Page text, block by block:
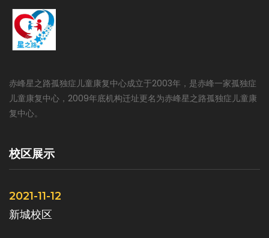
星之路孤独症儿童康复中心成立于2003年，是赤峰一家孤独症
康复中心，2009年底机构迁址更名为赤峰星之路孤独症儿童康
心。
更快地
能力，
校区展示
2021-11-12
新城校区